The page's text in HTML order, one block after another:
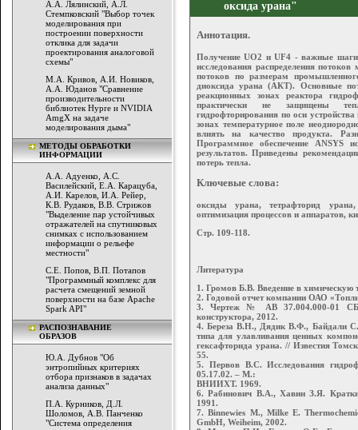
A.А. Лялинский, А.Л.
Стемпковский "Выбор точек
моделирования при
построении поверхности
отклика для задачи
проектирования аналоговой
схемы"
М.А. Кривов, А.И. Новиков,
А.А. Юданов "Сравнение
производительности
библиотек Hypre и NVIDIA
AmgX на задаче
моделирования дыма"
МЕТОДЫ ОБРАБОТКИ
ИНФОРМАЦИИ
А.А. Адуенко, А.С.
Василейский, Е.А. Карацуба,
А.И. Карелов, И.А. Рейер,
К.В. Рудаков, В.В. Стрижов
"Выделение пар устойчивых
отражателей на спутниковых
снимках с использованием
информации о рельефе
местности"
С.Е. Попов, В.П. Потапов
"Программный комплекс для
расчета смещений земной
поверхности на базе Apache
Spark API"
РАСПОЗНАВАНИЕ
ОБРАЗОВ
Ю.А. Дубнов "Об
энтропийных критериях
отбора признаков в задачах
анализа данных"
П.А. Курников, Д.Л.
Шоломов, А.В. Панченко
"Система определения
оксида урана"
Аннотация.
Получение UO2 и UF4 - важные шаги
исследования распределения
потоков по размерам
диоксида урана (АКТ). Основные
реакционных зонах реактора
практически не защищены
гидрофторирования по оси
зонах температурное поле
влиять на качество продукта.
Программное обеспечение ANSYS
результатов. Приведены
потерь тепла.
Ключевые слова:
оксиды урана, тетрафторид урана,
оптимизация процессов и аппаратов,
Стр. 109-118.
Литература
1. Громов Б.В. Введение в химическую
2. Годовой отчет компании ОАО
3. Чертеж № АВ 37.004.000-01
конструктора, 2012.
4. Береза В.Н., Дядик В.Ф., Байдали
типа для улавливания ценных
гексафторида урана. // Известия
55.
5. Первов В.С. Исследования
05.17.02. – М.:
ВНИИХТ. 1969.
6. Рабинович В.А., Хавин З.Я.
1991.
7. Binnewies M., Milke E.
GmbH, Weiheim, 2002.